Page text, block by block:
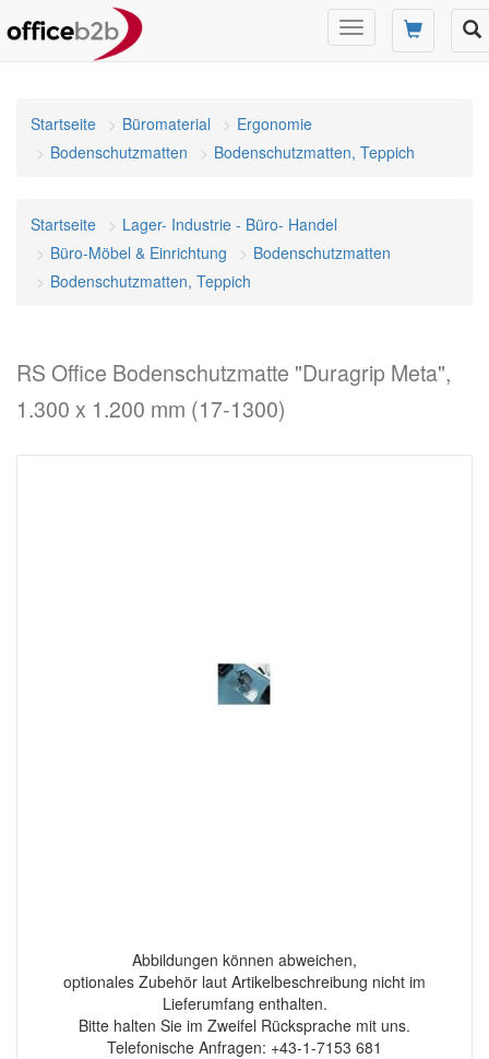
Navigation
umschalten
Startseite Büromaterial
Ergonomie
Bodenschutzmatten
Bodenschutzmatten, Teppich
Startseite
Lager- Industrie - Büro- Handel
Büro-Möbel & Einrichtung
Bodenschutzmatten
Bodenschutzmatten, Teppich
RS Office Bodenschutzmatte "Duragrip Meta",
1.300 x 1.200 mm (17-1300)
Abbildungen können abweichen,
optionales Zubehör laut Artikelbeschreibung nicht im
Lieferumfang enthalten.
Bitte halten Sie im Zweifel Rücksprache mit uns.
Telefonische Anfragen: +43-1-7153 681